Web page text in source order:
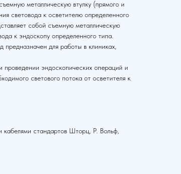
металлическую втулку (прямого и
световода к осветителю определенного
собой съемную металлическую
к эндоскопу определенного типа.
предназначен для работы в клиниках,
проведении эндоскопических операций и
светового потока от осветителя к
кабелями стандартов Шторц, Р. Вольф,